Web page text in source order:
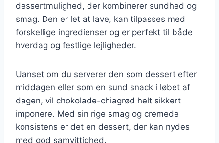
dessertmulighed, der kombinerer sundhed og
smag. Den er let at lave, kan tilpasses med
forskellige ingredienser og er perfekt til både
hverdag og festlige lejligheder.
Uanset om du serverer den som dessert efter
middagen eller som en sund snack i løbet af
dagen, vil chokolade-chiagrød helt sikkert
imponere. Med sin rige smag og cremede
konsistens er det en dessert, der kan nydes
med god samvittighed.